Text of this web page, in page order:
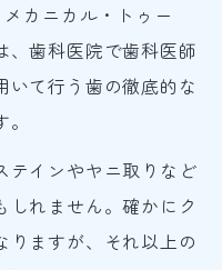
カニカル・トゥー
、歯科医院で歯科医師
いて行う歯の徹底的な
テインやヤニ取りなど
しれません。確かにク
りますが、それ以上の